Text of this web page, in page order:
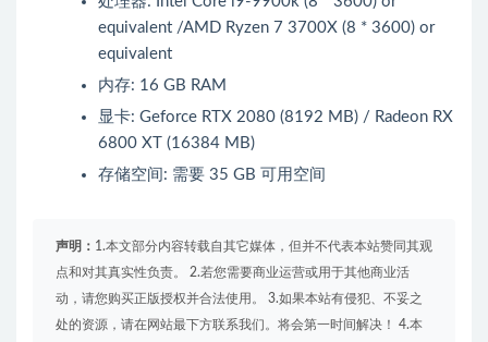
equivalent /AMD Ryzen 7 3700X (8 * 3600) or
equivalent
内存: 16 GB RAM
显卡: Geforce RTX 2080 (8192 MB) / Radeon RX
6800 XT (16384 MB)
存储空间: 需要 35 GB 可用空间
声明： 1.本文部分内容转载自其它媒体，但并不代表本站赞同其观
点和对其真实性负责。 2.若您需要商业运营或用于其他商业活
动，请您购买正版授权并合法使用。 3.如果本站有侵犯、不妥之
处的资源，请在网站最下方联系我们。将会第一时间解决！ 4.本